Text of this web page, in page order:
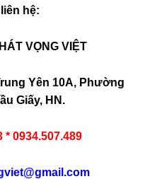
hệ:
VỌNG VIỆT
Yên 10A, Phường
Giấy, HN.
* 0934.507.489